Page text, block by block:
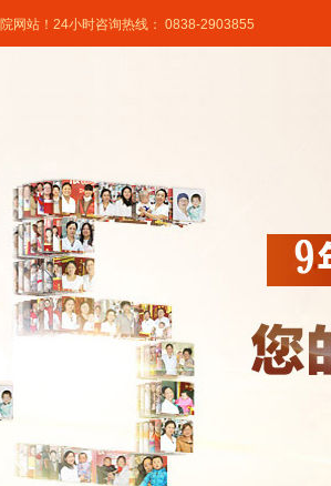
网站！24小时咨询热线： 0838-2903855